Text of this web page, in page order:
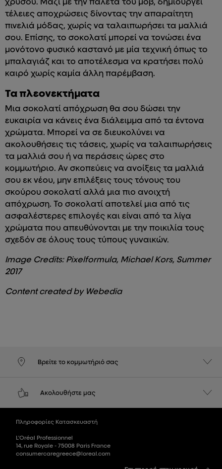
τέλειες αποχρώσεις δίνοντας την απαραίτητη
πινελιά μόδας, χωρίς να ταλαιπωρήσει τα μαλλιά
σου. Επίσης, το σοκολατί μπορεί να τονώσει ένα
μονότονο φυσικό καστανό με μία τεχνική όπως το
μπαλαγιάζ και το αποτέλεσμα να κρατήσει πολύ
καιρό χωρίς καμία άλλη παρέμβαση.
Τα πλεονεκτήματα
Μια σοκολατί απόχρωση θα σου δώσει την
ευκαιρία να κάνεις ένα διάλειμμα από τα έντονα
χρώματα. Μπορεί να σε διευκολύνει να
ακολουθήσεις τις τάσεις, χωρίς να ταλαιπωρήσεις
τα μαλλιά σου ή να περάσεις ώρες στο
κομμωτήριο. Αν σκοπεύεις να ανοίξεις τα μαλλιά
σου εκ νέου, μην επιλέξεις τους τόνους του
σκούρου σοκολατί αλλά μια πιο ανοιχτή
απόχρωση. Το σοκολατί αποτελεί μια από τις
ασφαλέστερες επιλογές και είναι από τα λίγα
χρώματα που απευθύνονται με την ποικιλία τους
σχεδόν σε όλους τους τύπους γυναικών.
Image Credits: Pixelformula, Michael Kors, Summer
2017
Content created by Webedia
Βρείτε το κομμωτήριό σας
Ακολουθήστε μας
Πληροφορίες Κατασκευαστή
L'Oréal Professionnel
14, rue Royale - 75008 Paris France
consumercaregreece@loreal.com